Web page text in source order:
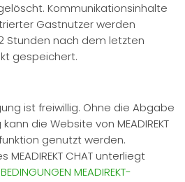
Kommunikationsinhalte
Gastnutzer werden
Stunden nach dem letzten
gespeichert.
ist freiwillig. Ohne die Abgabe
die Website von MEADIREKT
genutzt werden.
MEADIREKT CHAT unterliegt
MEADIREKT-